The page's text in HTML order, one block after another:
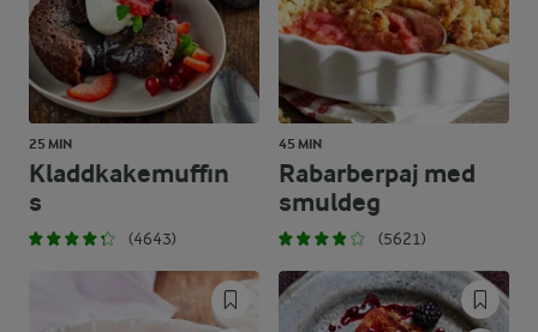
25 MIN
Kladdkakemuffin
s
(4643)
45 MIN
Rabarberpaj med
smuldeg
(5621)